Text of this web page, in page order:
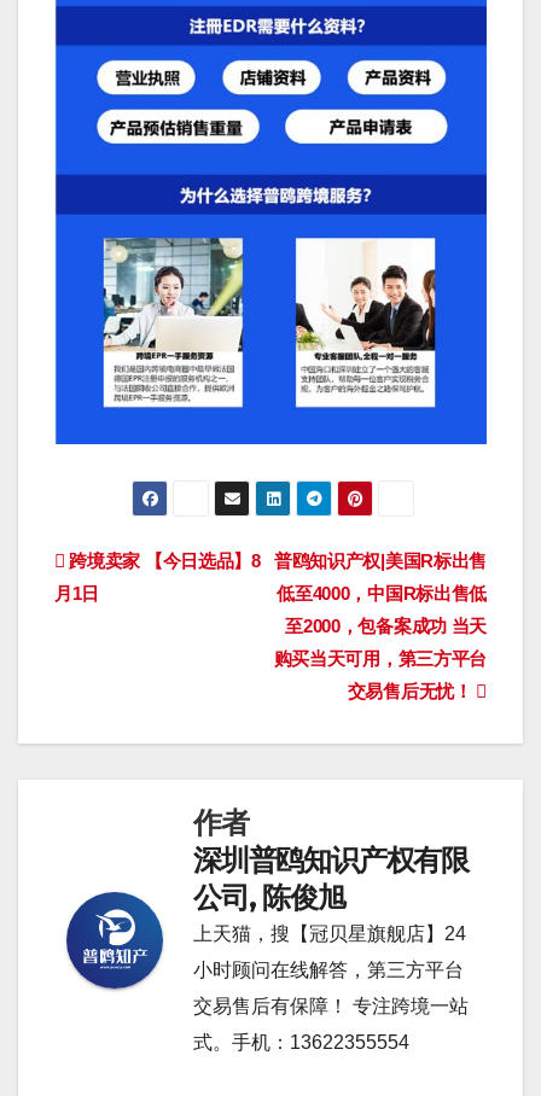
文
章
普鸥知识产权|美国R标出售
低至4000，中国R标出售低
至2000，包备案成功 当天
购买当天可用，第三方平台
交易售后无忧！
跨境卖家 【今日选品】8
月1日
作者
深圳普鸥知识产权有限
公司, 陈俊旭
上天猫，搜【冠贝星旗舰店】24
小时顾问在线解答，第三方平台
交易售后有保障！ 专注跨境一站
式。手机：13622355554